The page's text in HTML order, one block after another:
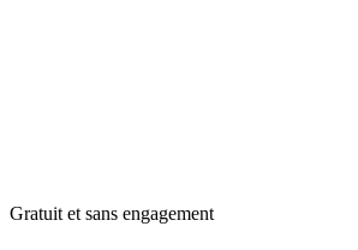
Gratuit et sans engagement